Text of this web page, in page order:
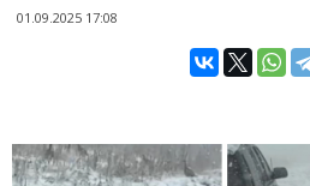
01.09.2025 17:08